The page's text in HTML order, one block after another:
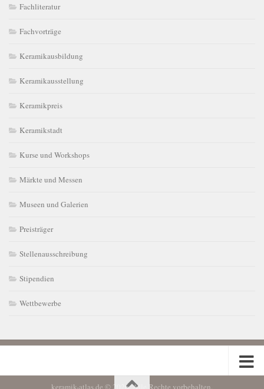
Fachliteratur
Fachvorträge
Keramikausbildung
Keramikausstellung
Keramikpreis
Keramikstadt
Kurse und Workshops
Märkte und Messen
Museen und Galerien
Preisträger
Stellenausschreibung
Stipendien
Wettbewerbe
keramik-atlas.de © 2026. Alle Rechte vorbehalten.